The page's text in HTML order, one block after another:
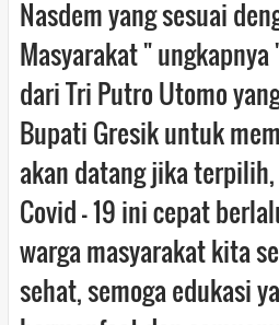
Nasdem yang sesuai
Masyarakat "
dari Tri Putro Utomo
Bupati Gresik untuk
akan datang jika
Covid - 19 ini cepat
warga masyarakat kita
sehat, semoga edukasi